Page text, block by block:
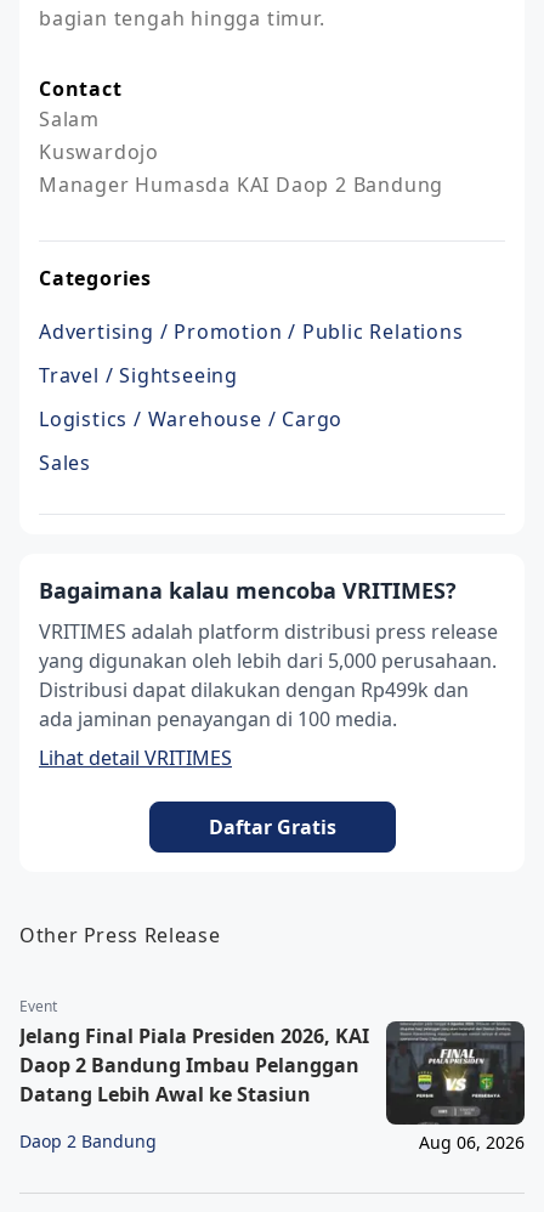
bagian tengah hingga timur.
Contact
Salam
Kuswardojo
Manager Humasda KAI Daop 2 Bandung
Categories
Advertising / Promotion / Public Relations
Travel / Sightseeing
Logistics / Warehouse / Cargo
Sales
Bagaimana kalau mencoba VRITIMES?
VRITIMES adalah platform distribusi press release
yang digunakan oleh lebih dari 5,000 perusahaan.
Distribusi dapat dilakukan dengan Rp499k dan
ada jaminan penayangan di 100 media.
Lihat detail VRITIMES
Daftar Gratis
Other Press Release
Event
Jelang Final Piala Presiden 2026, KAI
Daop 2 Bandung Imbau Pelanggan
Datang Lebih Awal ke Stasiun
Daop 2 Bandung Aug 06, 2026